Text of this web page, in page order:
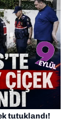
tutuklandı!